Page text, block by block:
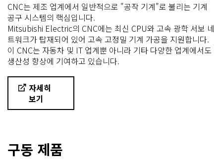
CNC는 제조 업계에서 일반적으로 "공작 기계"로 불리는 기계
공구 시스템의 핵심입니다.
Mitsubishi Electric의 CNC에는 최신 CPU와 고속 광학 서보 네
트워크가 탑재되어 있어 고속 고정밀 기계 가공을 지원합니다.
이 CNC는 자동차 및 IT 업계뿐 아니라 기타 다양한 업계에서도
생산성 향상에 기여하고 있습니다.
자세히
보기
구동 제품